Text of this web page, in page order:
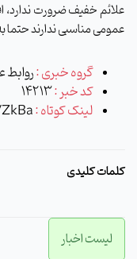
علائم خفیف ضرورت ندارد،
عمومی مناسبی ندارند حتما
گروه خبری :روابط عمومی
کد خبر :14213
لینک کوتاه :
کلمات کلیدی
لیست اخبار